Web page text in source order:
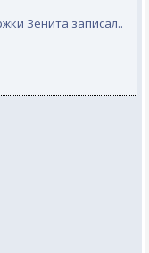
Зенита записал..